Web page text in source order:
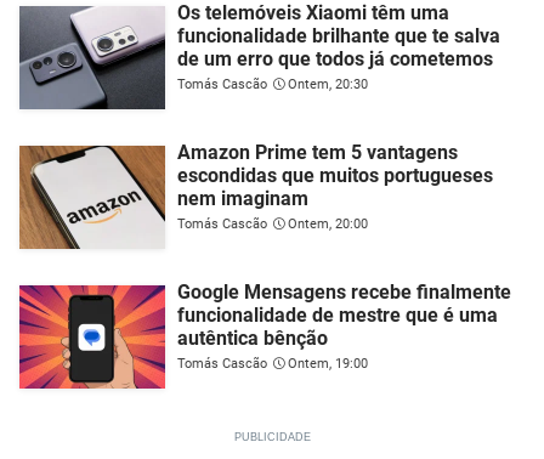
Os telemóveis Xiaomi têm uma
funcionalidade brilhante que te salva
de um erro que todos já cometemos
Tomás Cascão Ontem, 20:30
Amazon Prime tem 5 vantagens
escondidas que muitos portugueses
nem imaginam
Tomás Cascão Ontem, 20:00
Google Mensagens recebe finalmente
funcionalidade de mestre que é uma
autêntica bênção
Tomás Cascão Ontem, 19:00